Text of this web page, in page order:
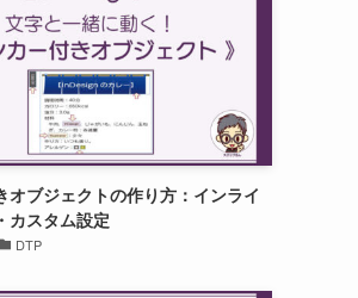
オブジェクトの作り方：インライ
カスタム設定
DTP